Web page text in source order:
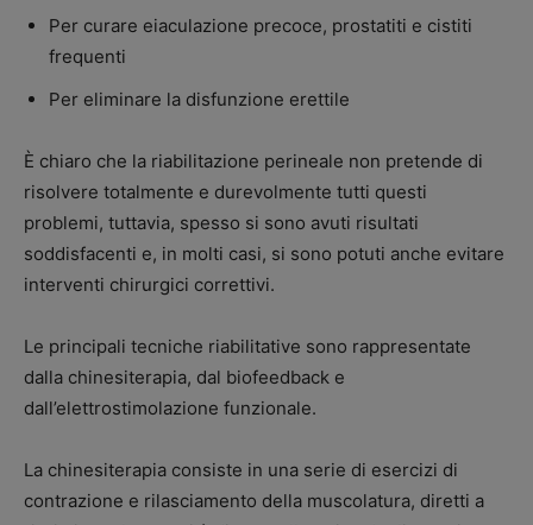
Per curare eiaculazione precoce, prostatiti e cistiti
frequenti
Per eliminare la disfunzione erettile
È chiaro che la riabilitazione perineale non pretende di
risolvere totalmente e durevolmente tutti questi
problemi, tuttavia, spesso si sono avuti risultati
soddisfacenti e, in molti casi, si sono potuti anche evitare
interventi chirurgici correttivi.
Le principali tecniche riabilitative sono rappresentate
dalla chinesiterapia, dal biofeedback e
dall’elettrostimolazione funzionale.
La chinesiterapia consiste in una serie di esercizi di
contrazione e rilasciamento della muscolatura, diretti a